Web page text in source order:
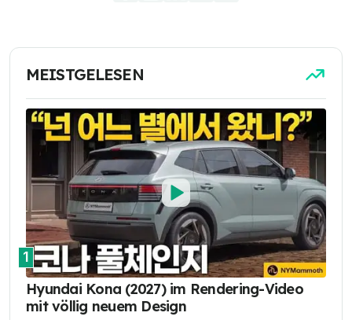
MEISTGELESEN
1
Hyundai Kona (2027) im Rendering-Video
mit völlig neuem Design